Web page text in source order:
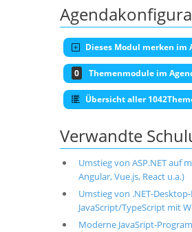
Dieses Modul merken im
0 Themenmodule im
Übersicht aller
Verwandte
Umstieg von ASP.NET auf
Angular, Vue.js, React u.a.)
Umstieg von .NET-
JavaScript/TypeScript mit
Moderne JavaSript-